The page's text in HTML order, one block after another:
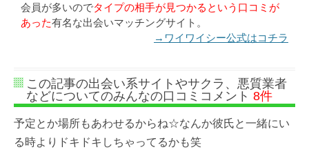
会員が多いのでタイプの相手が見つかるという口コミが
あった有名な出会いマッチングサイト。
→ワイワイシー公式はコチラ
この記事の出会い系サイトやサクラ、悪質業者
などについてのみんなの口コミコメント 8件
予定とか場所もあわせるからね☆なんか彼氏と一緒にい
る時よりドキドキしちゃってるかも笑